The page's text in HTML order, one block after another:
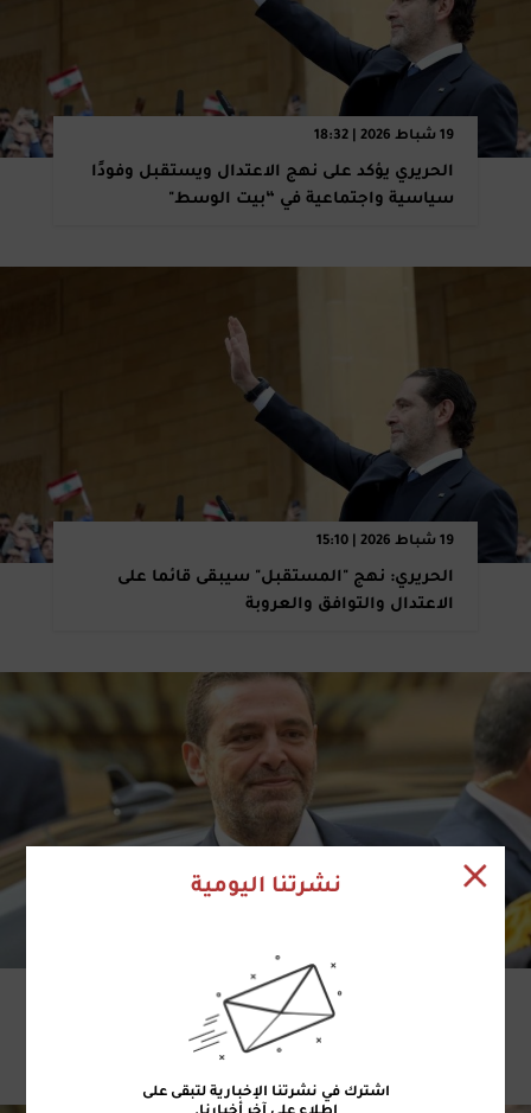
19 شباط 2026 | 18:32
الحريري يؤكد على نهج الاعتدال ويستقبل وفودًا
سياسية واجتماعية في “بيت الوسط"
19 شباط 2026 | 15:10
الحريري: نهج "المستقبل" سيبقى قائما على
الاعتدال والتوافق والعروبة
الحريري يستقبل الاتحاد العمالي العام
و«الطاشناق» ومخاتير بيروت… وتأكيد على دور
«المستقبل» في المرحلة الصعبة
نشرتنا اليومية
اشترك في نشرتنا الإخبارية لتبقى على